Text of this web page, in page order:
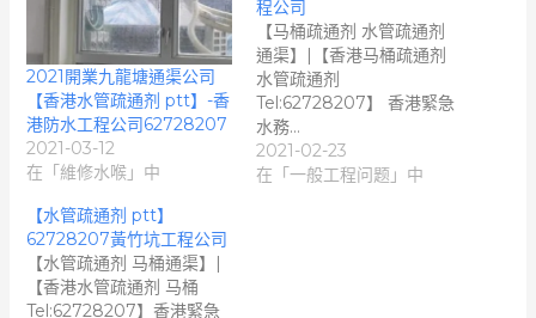
2021開業九龍塘通渠公司
【香港水管疏通剂 ptt】-香
港防水工程公司62728207
2021-03-12
在「維修水喉」中
程公司
【马桶疏通剂 水管疏通剂
通渠】|【香港马桶疏通剂
水管疏通剂
Tel:62728207】 香港緊急
水務…
2021-02-23
在「一般工程问题」中
【水管疏通剂 ptt】
62728207黃竹坑工程公司
【水管疏通剂 马桶通渠】|
【香港水管疏通剂 马桶
Tel:62728207】香港緊急